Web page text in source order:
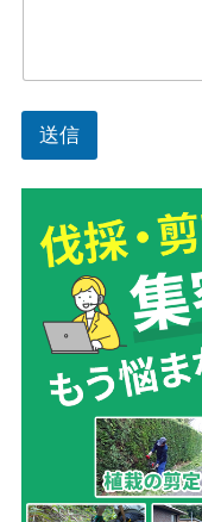
送信